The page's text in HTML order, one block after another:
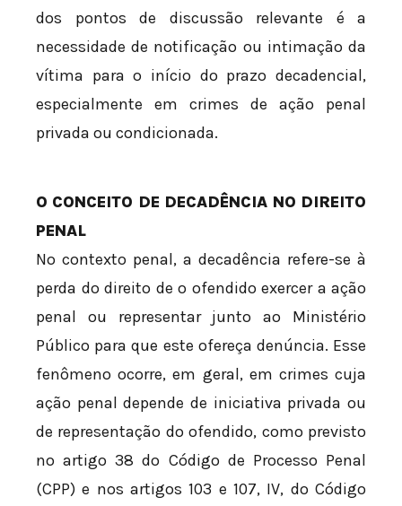
dos pontos de discussão relevante é a
necessidade de notificação ou intimação da
vítima para o início do prazo decadencial,
especialmente em crimes de ação penal
privada ou condicionada.
O CONCEITO DE DECADÊNCIA NO DIREITO
PENAL
No contexto penal, a decadência refere-se à
perda do direito de o ofendido exercer a ação
penal ou representar junto ao Ministério
Público para que este ofereça denúncia. Esse
fenômeno ocorre, em geral, em crimes cuja
ação penal depende de iniciativa privada ou
de representação do ofendido, como previsto
no artigo 38 do Código de Processo Penal
(CPP) e nos artigos 103 e 107, IV, do Código